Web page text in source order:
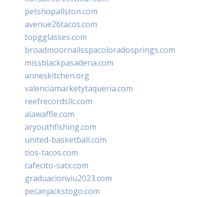
petshopallston.com
avenue26tacos.com
topgglasses.com
broadmoornailsspacoloradosprings.com
missblackpasadena.com
anneskitchen.org
valenciamarketytaqueria.com
reefrecordsllc.com
alawaffle.com
aryouthfishing.com
united-basketball.com
tios-tacos.com
cafecito-satx.com
graduacionviu2023.com
pecanjackstogo.com